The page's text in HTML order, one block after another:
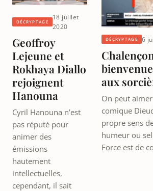
DÉCRYPTAGE
18 juillet
2020
Geoffroy
Lejeune et
Rokhaya Diallo
rejoignent
Hanouna
Cyril Hanouna n’est
pas réputé pour
animer des
émissions
hautement
intellectuelles,
cependant, il sait
DÉCRYPTAGE 6
aux
On peut
comique
propre sens
humeur ou
Force est de